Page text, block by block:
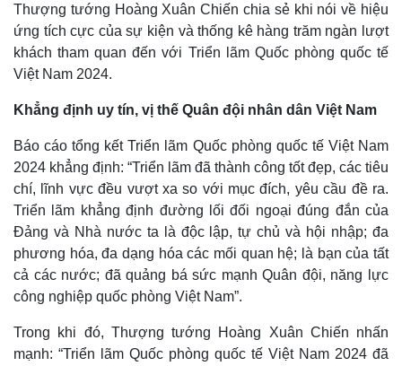
Pháp luật
Vụ án
Tin nóng
Tư vấn luật
Quân sự - Quốc phòng
Vũ khí
Việt Nam
Thượng tướng Hoàng Xuân Chiến chia sẻ khi nói về hiệu
ứng tích cực của sự kiện và thống kê hàng trăm ngàn lượt
khách tham quan đến với Triển lãm Quốc phòng quốc tế
Việt Nam 2024.
Khẳng định uy tín, vị thế Quân đội nhân dân Việt Nam
Báo cáo tổng kết Triển lãm Quốc phòng quốc tế Việt Nam
2024 khẳng định: “Triển lãm đã thành công tốt đẹp, các tiêu
chí, lĩnh vực đều vượt xa so với mục đích, yêu cầu đề ra.
Triển lãm khẳng định đường lối đối ngoại đúng đắn của
Đảng và Nhà nước ta là độc lập, tự chủ và hội nhập; đa
phương hóa, đa dạng hóa các mối quan hệ; là bạn của tất
cả các nước; đã quảng bá sức mạnh Quân đội, năng lực
công nghiệp quốc phòng Việt Nam”.
Trong khi đó, Thượng tướng Hoàng Xuân Chiến nhấn
mạnh: “Triển lãm Quốc phòng quốc tế Việt Nam 2024 đã